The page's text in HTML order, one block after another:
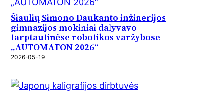
Šiaulių Simono Daukanto inžinerijos
gimnazijos mokiniai dalyvavo
tarptautinėse robotikos varžybose
„AUTOMATON 2026“
2026-05-19